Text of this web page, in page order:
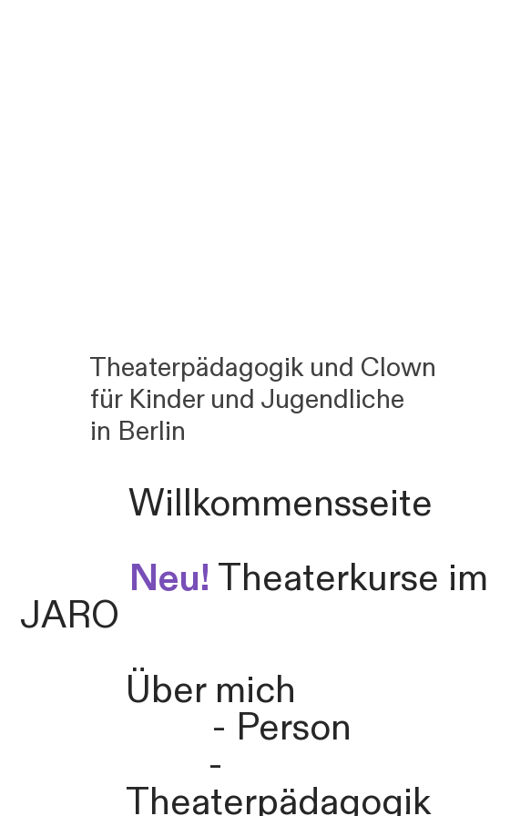
Theaterpädagogik und Clown
für Kinder und Jugendliche
in Berlin
Willkommensseite
Neu! Theaterkurse im
JARO
Über mich
- Person
-
Theaterpädagogik